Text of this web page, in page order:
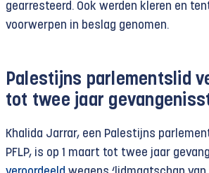
gearresteerd. Ook werden kleren en
voorwerpen in beslag genomen.
Palestijns parlementslid
tot twee jaar
Khalida Jarrar, een Palestijns
PFLP, is op 1 maart tot twee jaar